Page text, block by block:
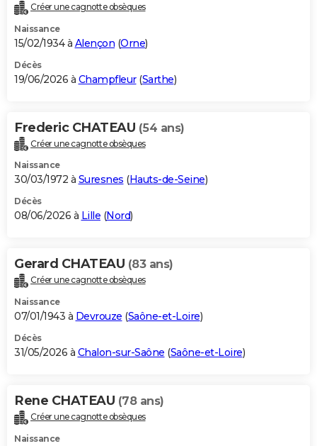
Créer une cagnotte obsèques
Naissance
15/02/1934 à Alençon (Orne)
Décès
19/06/2026 à Champfleur(Sarthe)
Frederic CHATEAU (54 ans)
Créer une cagnotte obsèques
Naissance
30/03/1972 à Suresnes (Hauts-de-Seine)
Décès
08/06/2026 à Lille (Nord)
Gerard CHATEAU (83 ans)
Créer une cagnotte obsèques
Naissance
07/01/1943 à Devrouze (Saône-et-Loire)
Décès
31/05/2026 à Chalon-sur-Saône (Saône-et-Loire)
Rene CHATEAU (78 ans)
Créer une cagnotte obsèques
Naissance